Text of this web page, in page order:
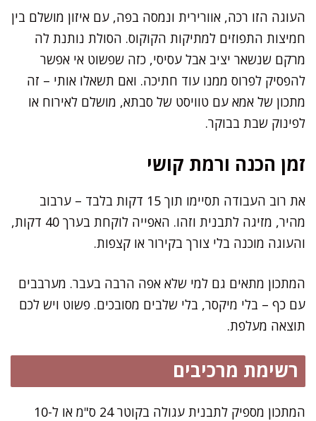
העוגה הזו רכה, אוורירית ונמסה בפה, עם איזון מושלם בין
חמיצות התפוזים למתיקות הקוקוס. הסולת נותנת לה
מרקם שנשאר יציב אבל עסיסי, כזה שפשוט אי אפשר
להפסיק לפרוס ממנו עוד חתיכה. ואם תשאלו אותי – זה
מתכון של אמא עם טוויסט של סבתא, מושלם לאירוח או
לפינוק שבת בבוקר.
זמן הכנה ורמת קושי
את רוב העבודה תסיימו תוך 15 דקות בלבד – ערבוב
מהיר, מזיגה לתבנית וזהו. האפייה לוקחת בערך 40 דקות,
והעוגה מוכנה בלי צורך בקירור או קצפות.
המתכון מתאים גם למי שלא אפה הרבה בעבר. מערבבים
עם כף – בלי מיקסר, בלי שלבים מסובכים. פשוט ויש לכם
תוצאה מעלפת.
רשימת מרכיבים
המתכון מספיק לתבנית עגולה בקוטר 24 ס"מ או ל-10